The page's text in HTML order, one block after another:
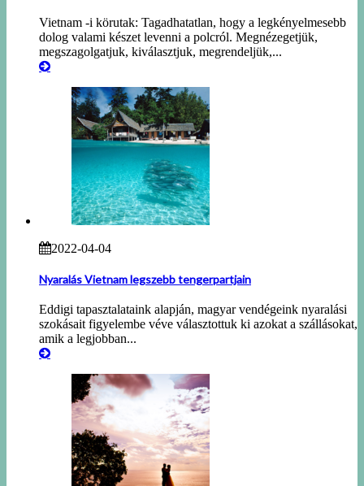
Vietnam -i körutak: Tagadhatatlan, hogy a legkényelmesebb
dolog valami készet levenni a polcról. Megnézegetjük,
megszagolgatjuk, kiválasztjuk, megrendeljük,...
2022-04-04
Nyaralás Vietnam legszebb tengerpartjain
Eddigi tapasztalataink alapján, magyar vendégeink nyaralási
szokásait figyelembe véve választottuk ki azokat a szállásokat,
amik a legjobban...